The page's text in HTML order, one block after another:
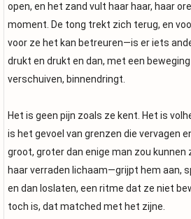
open, en het zand vult haar haar, haar
moment. De tong trekt zich terug, en
voor ze het kan betreuren—is er iets
drukt en drukt en dan, met een
verschuiven, binnendringt.
Het is geen pijn zoals ze kent. Het is
is het gevoel van grenzen die vervagen
groot, groter dan enige man zou kunnen
haar verraden lichaam—grijpt hem aan,
en dan loslaten, een ritme dat ze niet
toch is, dat matched met het zijne.